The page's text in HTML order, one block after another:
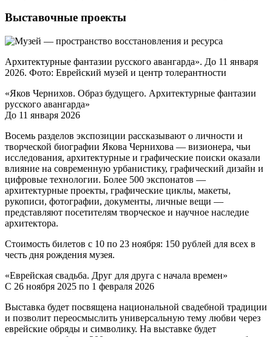
Выставочные проекты
Архитектурные фантазии русского авангарда». До 11 января
2026. Фото: Еврейский музей и центр толерантности
«Яков Чернихов. Образ будущего. Архитектурные фантазии
русского авангарда»
До 11 января 2026
Восемь разделов экспозиции рассказывают о личности и
творческой биографии Якова Чернихова — визионера, чьи
исследования, архитектурные и графические поиски оказали
влияние на современную урбанистику, графический дизайн и
цифровые технологии. Более 500 экспонатов —
архитектурные проекты, графические циклы, макеты,
рукописи, фотографии, документы, личные вещи —
представляют посетителям творческое и научное наследие
архитектора.
Стоимость билетов с 10 по 23 ноября: 150 рублей для всех в
честь дня рождения музея.
«Еврейская свадьба. Друг для друга с начала времен»
С 26 ноября 2025 по 1 февраля 2026
Выставка будет посвящена национальной свадебной традиции
и позволит переосмыслить универсальную тему любви через
еврейские обряды и символику. На выставке будет